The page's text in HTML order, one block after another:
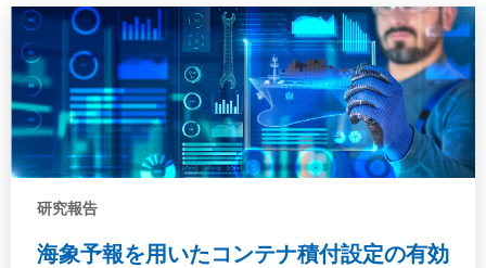
的に、以下の技術的課題に取り組みました。1.
波浪予報の不確実性評価モデルNatskårモデル
（波浪予報と実測値の誤差を統計的に表すモデ
ル）を修正し、最大有義波高の誤差分布を対数
正規分布で表現する手法を提案しました。これ
により、予報期間（最大120時間）に応じた誤
差特性を定量化し、世界各海域での予報精度を
間25年）簡易化した応答振幅演算子（RAO）
研究報告
海象予報を用いたコンテナ積付設定の有効